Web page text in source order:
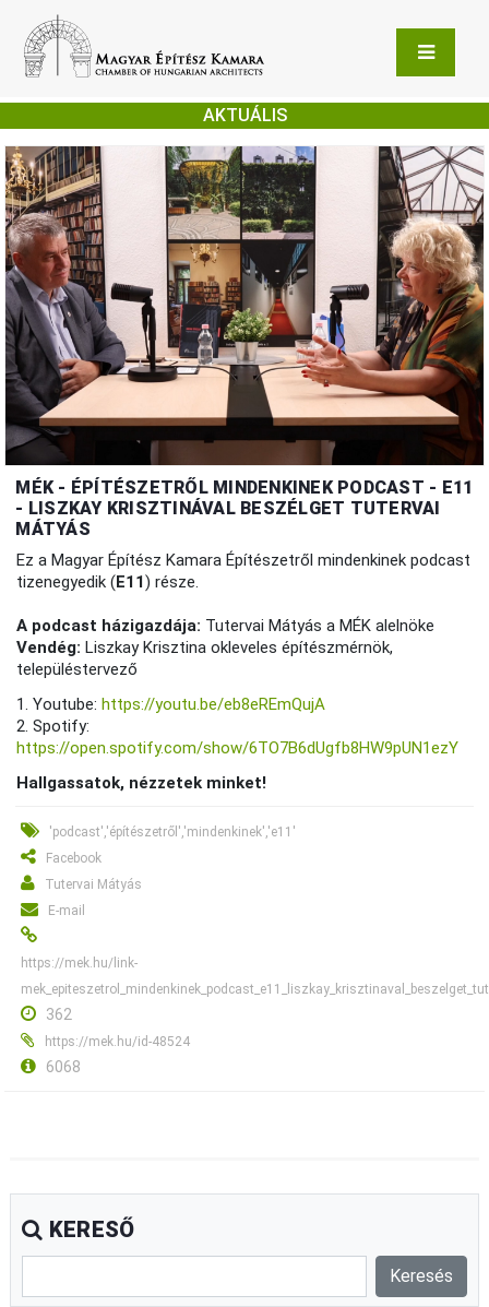
AKTUÁLIS
MÉK - ÉPÍTÉSZETRŐL MINDENKINEK PODCAST - E11
- LISZKAY KRISZTINÁVAL BESZÉLGET TUTERVAI
MÁTYÁS
Ez a Magyar Építész Kamara Építészetről mindenkinek podcast
tizenegyedik (E11) része.
A podcast házigazdája: Tutervai Mátyás a MÉK alelnöke
Vendég: Liszkay Krisztina okleveles építészmérnök,
településtervező
1. Youtube:https://youtu.be/eb8eREmQujA
2. Spotify:
https://open.spotify.com/show/6TO7B6dUgfb8HW9pUN1ezY
Hallgassatok, nézzetek minket!
'podcast','építészetről','mindenkinek','e11'
Facebook
Tutervai Mátyás
E-mail
https://mek.hu/link-
362
https://mek.hu/id-48524
6068
KERESŐ